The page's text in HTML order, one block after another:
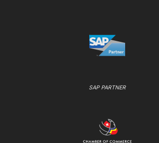
SAP PARTNER